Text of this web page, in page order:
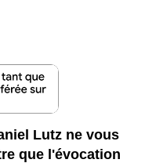
Lutz ne vous
que l'évocation